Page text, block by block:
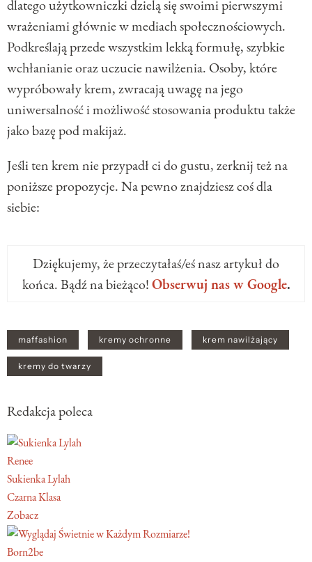
dlatego użytkowniczki dzielą się swoimi pierwszymi
wrażeniami głównie w mediach społecznościowych.
Podkreślają przede wszystkim lekką formułę, szybkie
wchłanianie oraz uczucie nawilżenia. Osoby, które
wypróbowały krem, zwracają uwagę na jego
uniwersalność i możliwość stosowania produktu także
jako bazę pod makijaż.
Jeśli ten krem nie przypadł ci do gustu, zerknij też na
poniższe propozycje. Na pewno znajdziesz coś dla
siebie:
Dziękujemy, że przeczytałaś/eś nasz artykuł do
końca. Bądź na bieżąco!Obserwuj nas w Google.
maffashion kremy ochronne krem nawilżający
kremy do twarzy
Redakcja poleca
Renee
Sukienka Lylah
Czarna Klasa
Zobacz
Born2be